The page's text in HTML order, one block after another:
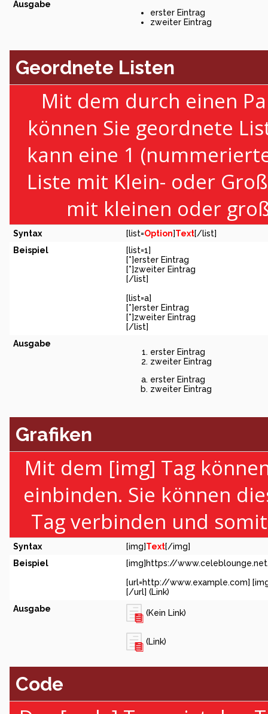
Ausgabe
erster Eintrag
zweiter Eintrag
Geordnete Listen
Mit dem durch einen
können Sie geordnete
kann eine 1
Liste mit Klein- oder
mit kleinen oder
Syntax [list=Option]Text[/list]
Beispiel
[list=1]
[*]erster Eintrag
[*]zweiter Eintrag
[/list]
[list=a]
[*]erster Eintrag
[*]zweiter Eintrag
[/list]
Ausgabe
erster Eintrag
zweiter Eintrag
erster Eintrag
zweiter Eintrag
Grafiken
Mit dem [img] Tag
einbinden. Sie können
Tag verbinden und
Syntax [img]Text[/img]
Beispiel
[img]https://
[url=http://www.example.com]
[/url] (Link)
Ausgabe
(Kein Link)
(Link)
Code